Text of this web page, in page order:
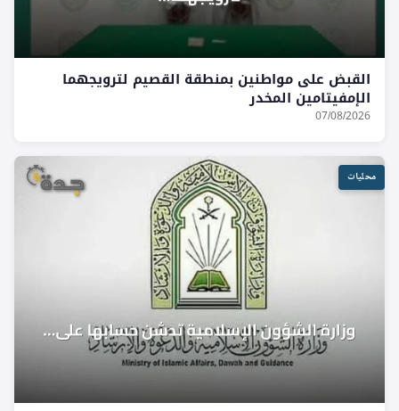
القبض على مواطنين بمنطقة القصيم لترويجهما
الإمفيتامين المخدر
07/08/2026
محليات